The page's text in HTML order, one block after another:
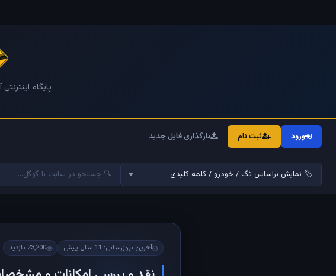
پایگاه
ورود ثبت نام بارگذاری فایل جدید
آخرین بروزرسانی: 11 سال پیش 23,200 بازدید